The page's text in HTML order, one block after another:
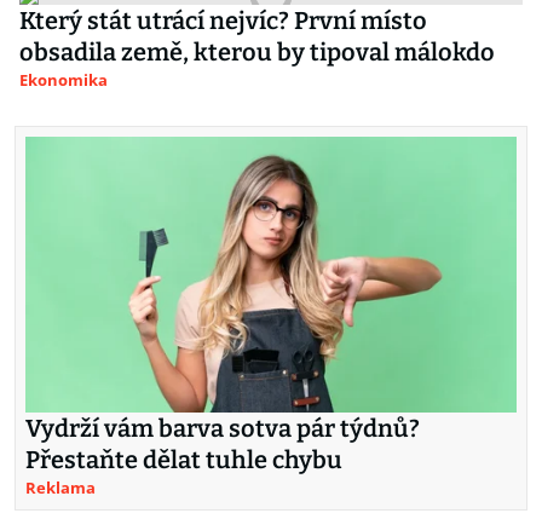
Který stát utrácí nejvíc? První místo
obsadila země, kterou by tipoval málokdo
Ekonomika
Vydrží vám barva sotva pár týdnů?
Přestaňte dělat tuhle chybu
Reklama